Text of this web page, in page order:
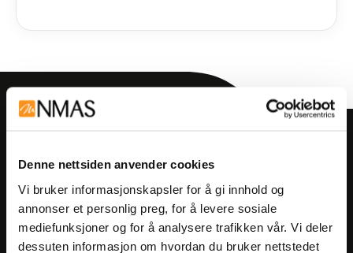
Denne nettsiden anvender cookies
Vi bruker informasjonskapsler for å gi innhold og
annonser et personlig preg, for å levere sosiale
mediefunksjoner og for å analysere trafikken vår. Vi deler
dessuten informasjon om hvordan du bruker nettstedet
Få informasjon om produkter,
arrangementer og kampanjer.
Meld på nyhetsbrev